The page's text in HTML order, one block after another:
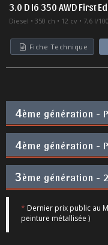
3.0 D I6 350 AWD First
Diesel 350 ch 12 cv 7,6 l/
Fiche Technique
4ème génération -
4ème génération -
3ème génération -
* Dernier prix public au
peinture métallisée )